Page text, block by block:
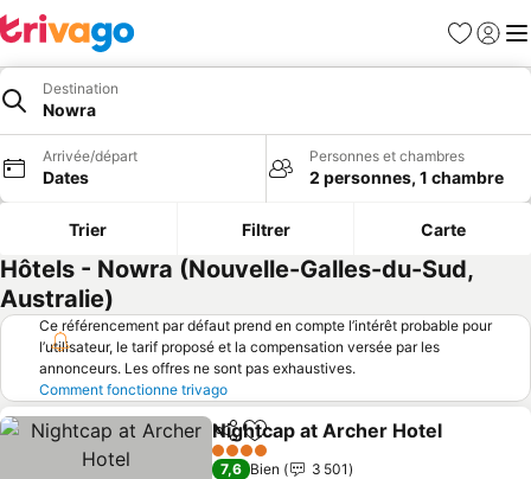
Favoris
Se
Destination
Nowra
Arrivée/départ
Dates
Personnes et chambres
2 personnes, 1 chambre
Trier Filtrer Carte
Hôtels - Nowra (Nouvelle-Galles-du-Sud,
Australie)
Ce référencement par défaut prend en compte l’intérêt probable pour
l’utilisateur, le tarif proposé et la compensation versée par les
annonceurs. Les offres ne sont pas exhaustives.
Comment fonctionne trivago
PartagerAjouter à mes favoris
Nightcap at Archer Hotel
4 Étoiles
7,6 Bien
3 501